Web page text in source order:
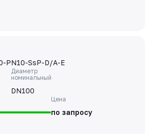
PN10-SsP-D/A-E
Диаметр
номинальный
DN100
Цена
по запросу